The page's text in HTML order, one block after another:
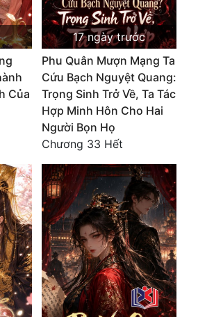
Của
17 ngày trước
Phu Quân Mượn Mạng Ta
Cứu Bạch Nguyệt Quang:
Trọng Sinh Trở Về, Ta Tác
Hợp Minh Hôn Cho Hai
Người Bọn Họ
Chương 33 Hết